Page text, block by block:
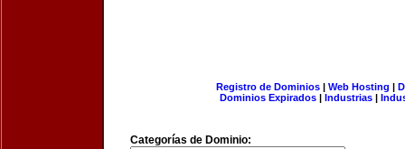
Registro de Dominios| Web Hosting |
Dominios Expirados | Industrias |
Categorías de Dominio: